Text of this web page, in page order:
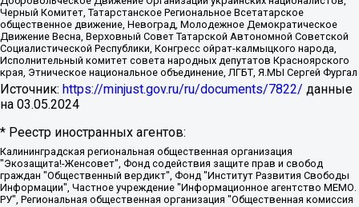
Черный Комитет, Татарстанское Региональное Всетатарское
общественное движение, Невоград, Молодежное Демократическое
Движение Весна, Верховный Совет Татарской Автономной Советской
Социалистической Республики, Конгресс ойрат-калмыцкого народа,
Исполнительный комитет совета народных депутатов Красноярского
края, Этническое национальное объединение, ЛГБТ, Я.МЫ Сергей Фургал
Источник: https://minjust.gov.ru/ru/documents/7822/ данные
на 03.05.2024
* Реестр иностранных агентов:
Калининградская региональная общественная организация "Экозащита!-Женсовет", Фонд содействия защите прав и свобод граждан "Общественный вердикт", Фонд "Институт Развития Свободы Информации", Частное учреждение "Информационное агентство МЕМО. РУ", Региональная общественная организация "Общественная комиссия по сохранению наследия академика Сахарова", Фонд поддержки свободы прессы, Санкт-Петербургская общественная правозащитная организация "Гражданский контроль", Межрегиональная общественная организация "Информационно-просветительский центр "Мемориал", Региональный Фонд "Центр Защиты Прав Средств Массовой Информации", с 05.12.2023 Фонд "Центр Защиты Прав Средств массовой информации", Региональная общественная благотворительная организация помощи беженцам и мигрантам "Гражданское содействие", Негосударственное образовательное учреждение дополнительного профессионального образования (повышение квалификации) специалистов "АКАДЕМИЯ ПО ПРАВАМ ЧЕЛОВЕКА", Свердловская региональная общественная организация "Сутяжник", Автономная некоммерческая организация "Центр независимых социологических исследований", Союз общественных объединений "Российский исследовательский центр по правам человека", Региональное общественное учреждение научно-информационный центр "МЕМОРИАЛ", Некоммерческая организация "Фонд защиты гласности", Автономная некоммерческая организация "Институт прав человека", Городская общественная организация "Екатеринбургское общество "МЕМОРИАЛ", Городская общественная организация "Рязанское историко-просветительское и правозащитное общество "Мемориал" (Рязанский Мемориал), Челябинский региональный орган общественной самодеятельности – женское общественное объединение "Женщины Евразии", Челябинский региональный орган общественной самодеятельности "Уральская правозащитная группа", Фонд содействия защите здоровья и социальной справедливости имени Андрея Рылькова, Автономная Некоммерческая Организация "Аналитический Центр Юрия Левады", Автономная некоммерческая организация социальной поддержки населения "Проект Апрель", Региональная общественная организация помощи женщинам и детям, находящимся в кризисной ситуации "Информационно-методический центр "Анна", Фонд содействия развитию массовых коммуникаций и правовому просвещению "Так-так-Так", Фонд содействия устойчивому развитию "Серебряная тайга", Свердловский региональный общественный фонд социальных проектов "Новое время", "Idel.Реалии", Кавказ.Реалии, Крым.Реалии, Телеканал Настоящее Время, Татаро-башкирская служба Радио Свобода (Azatliq Radiosi), Радио Свободная Европа/Радио Свобода (PCE/PC), "Сибирь.Реалии", "Фактограф", Благотворительный фонд помощи осужденным и их семьям, Автономная некоммерческая организация "Институт глобализации и социальных движений", Фонд "В защиту прав заключенных", Частное учреждение "Центр поддержки и содействия развитию средств массовой информации", Пензенский региональный общественный благотворительный фонд "Гражданский союз", "Север.Реалии", Некоммерческая организация Фонд "Правовая инициатива", Общество с ограниченной ответственностью "Радио Свободная Европа/Радио Свобода", Чешское информационное агентство "MEDIUM-ORIENT", Красноярская региональная общественная организация "Мы против СПИДа", Камалягин Денис Николаевич, Маркелов Сергей Евгеньевич, Пономарев Лев Александрович, Савицкая Людмила Алексеевна, Автономная некоммерческая организация "Центр по работе с проблемой насилия "НАСИЛИЮ.НЕТ", Межрегиональный профессиональный союз работников здравоохранения "Альянс врачей", Юридическое лицо, зарегистрированное в Латвийской Республике, SIA "Medusa Project" (регистрационный номер 40103797863, дата регистрации 10.06.2014), Некоммерческая организация "Фонд по борьбе с коррупцией", Автономная некоммерческая организация "Институт права и публичной политики", Баданин Роман Сергеевич, Гликин Максим Александрович, Железнова Мария Михайловна, Лукьянова Юлия Сергеевна, Маетная Елизавета Витальевна, Маняхин Петр Борисович, Чуракова Ольга Владимировна, Ярош Юлия Петровна, Юридическое лицо "The Insider SIA", зарегистрированное в Риге, Латвийская Республика (дата регистрации 26.06.2015), являющееся администратором доменного имени интернет-издания "The Insider SIA", https://theins.ru, Постернак Алексей Евгеньевич, Рубин Михаил Аркадьевич, Анин Роман Александрович, Юридическое лицо Istories fonds, зарегистрированное в Латвийской Республике (регистрационный номер 50008295751, дата регистрации 24.02.2020), Великовский Дмитрий Александрович, Долинина Ирина Николаевна, Мароховская Алеся Алексеевна, Шлейнов Роман Юрьевич, Шмагун Олеся Валентиновна, Общество с ограниченной ответственностью "Альтаир 2021", Общество с ограниченной ответственностью "Вега 2021", Общество с ограниченной ответственностью "Главный редактор 2021", Общество с ограниченной ответственностью "Ромашки монолит", Важенков Артем Валерьевич, Ивановская областная общественная организация "Центр гендерных исследований", Гурман Юрий Альбертович, Медиапроект "ОВД-Инфо", Егоров Владимир Владимирович, Жилинский Владимир Александрович, Общество с ограниченной ответственностью "ЗП", Иванова София Юрьевна, Карезина Инна Павловна, Кильтау Екатерина Викторовна, Петров Алексей Викторович, Пискунов Сергей Евгеньевич, Смирнов Сергей Сергеевич, Тихонов Михаил Сергеевич, Общество с ограниченной ответственностью "ЖУРНАЛИСТ-ИНОСТРАННЫЙ АГЕНТ", Арапова Галина Юрьевна, Вольтская Татьяна Анатольевна, Американская компания "Mason G.E.S. Anonymous Foundation" (США), являющаяся владельцем интернет-издания https://mnews.world/, Компания "Stichting Bellingcat", зарегистрированная в Нидерландах (дата регистрации 11.07.2018), Захаров Андрей Вячеславович, Клепиковская Екатерина Дмитриевна, Общество с ограниченной ответственностью "МЕМО", Перл Роман Александрович, Симонов Евгений Алексеевич, Соловьева Елена Анатольевна, Сотников Даниил Владимирович, Сурначева Елизавета Дмитриевна, Автономная некоммерческая организация по защите прав человека и информированию населения "Якутия – Наше Мнение", Общество с ограниченной ответственностью "Москоу диджитал медиа", с 26.01.2023 Общество с ограниченной ответственностью "Чайка Белые сады", Ветошкина Валерия Валерьевна, Заговора Максим Александрович, Межрегиональное общественное движение "Российская ЛГБТ - сеть", Оленичев Максим Владимирович, Павлов Иван Юрьевич, Скворцова Елена Сергеевна, Общество с ограниченной ответственностью "Как бы инагент", Кочетков Игорь Викторович, Общество с ограниченной ответственностью "Честные выборы", Еланчик Олег Александрович, Общество с ограниченной ответственностью "Нобелевский призыв", Гималова Регина Эмилевна, Григорьев Андрей Валерьевич, Григорьева Алина Александровна, Ассоциация по содействию защите прав призывников, альтернативнослужащих и военнослужащих "Правозащитная группа "Гражданин.Армия.Право", Хисамова Регина Фаритовна, Автономная некоммерческая организация по реализации социально-правовых программ "Лилит", Дальневосточное общественное движение "Маяк", Санкт-Петербургская ЛГБТ-инициативная группа "Выход", Инициативная группа ЛГБТ+ "Реверс", Алексеев Андрей Викторович, Бекбулатова Таисия Львовна, Беляев Иван Михайлович, Владыкина Елена Сергеевна, Гельман Марат Александрович, Никульшина Вероника Юрьевна, Толоконникова Надежда Андреевна, Шендерович Виктор Анатольевич, Общество с ограниченной ответственностью "Данное сообщение", Общество с ограниченной ответственностью Издательский дом "Новая глава", Айнбиндер Александра Александровна, Московский комьюнити-центр для ЛГБТ+инициатив, Благотворительный фонд развития филантропии, Deutsche Welle (Германия, Kurt-Schumacher-Strasse 3, 53113 Bonn), Борзунова Мария Михайловна, Воробьев Виктор Викторович, Голубева Анна Львовна, Константинова Алла Михайловна, Малкова Ирина Владимировна, Мурадов Мурад Абдулгалимович, Осетинская Елизавета Николаевна, Понасенков Евгений Николаевич, Ганапольский Матвей Юрьевич, Киселев Евгений Алексеевич, Борухович Ирина Григорьевна, Дремин Иван Тимофеевич, Дубровский Дмитрий Викторович, Красноярская региональная общественная организация поддержки и развития альтернативных образовательных технологий и межкультурных коммуникаций "ИНТЕРРА", Маяковская Екатерина Алексеевна, Фейгин Марк Захарович, Филимонов Андрей Викторович, Дзугкоева Регина Николаевна, Доброхотов Роман Александрович, Дудь Юрий Александрович, Елкин Сергей Владимирович, Кругликов Кирилл Игоревич, Сабунаева Мария Леонидовна, Семенов Алексей Владимирович, Шаинян Карен Багратович, Шульман Екатерина Михайловна, Асафьев Артур Валерьевич, Вахштайн Виктор Семенович, Венедиктов Алексей Алексеевич, Лушникова Екатерина Евгеньевна, Волков Леонид Михайлович, Невзоров Александр Глебович, Пархоменко Сергей Борисович, Сироткин Ярослав Николаевич, Кара-Мурза Владимир Владимирович, Баранова Наталья Владимировна, Гозман Леонид Яковлевич, Кагарлицкий Борис Юльевич, Климарев Михаил Валерьевич, Милов Владимир Станиславович, Автономная некоммерческая организация Краснодарский центр современного искусства "Типография", Моргенштерн Алишер Тагирович, Соболь Любовь Эдуардовна, Общество с ограниченной ответственностью "ЛИЗА НОРМ", Каспаров Гарри Кимович, Ходорковский Михаил Борисович, Общество с ограниченной ответственностью "Апрельские тезисы", Данилович Ирина Брониславовна, Кашин Олег Владимирович, Петров Николай Владимирович, Пивоваров Алексей Владимирович, Соколов Михаил Владимирович, Цветкова Юлия Владимировна, Чичваркин Евгений Александрович, Комитет против пыток/Команда против пыток, Общество с ограниченной ответственностью "Первый научный", Общество с ограниченной ответственностью "Вертолет и ко", Белоцерковская Вероника Борисовна, Кац Максим Евгеньевич, Лазарева Татьяна Юрьевна, Шаведдинов Руслан Табризович, Яшин Илья Валерьевич, Общество с ограниченной ответственностью "Иноагент ААВ", Алешковский Дмитрий Петрович, Альбац Евгения Марковна, Быков Дмитрий Львович, Галямина Юлия Евгеньевна, Лойко Сергей Леонидович, Мартынов Кирилл Константинович, Медведев Сергей Александрович, Крашенинников Федор Геннадиевич, Гордеева Катерина Вл